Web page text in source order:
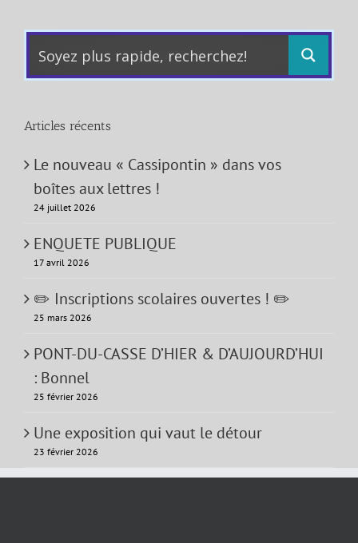
Articles récents
Le nouveau « Cassipontin » dans vos
boîtes aux lettres !
24 juillet 2026
ENQUETE PUBLIQUE
17 avril 2026
✏️ Inscriptions scolaires ouvertes ! ✏️
25 mars 2026
PONT-DU-CASSE D’HIER & D’AUJOURD’HUI
: Bonnel
25 février 2026
Une exposition qui vaut le détour
23 février 2026